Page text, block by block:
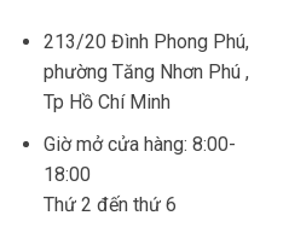
213/20 Đình Phong Phú,
phường Tăng Nhơn Phú ,
Tp Hồ Chí Minh
Giờ mở cửa hàng: 8:00-
18:00
Thứ 2 đến thứ 6